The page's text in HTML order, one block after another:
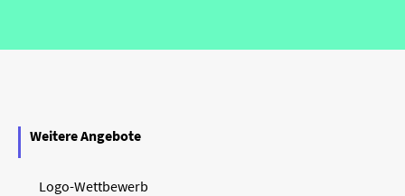
Weitere Angebote
Logo-Wettbewerb